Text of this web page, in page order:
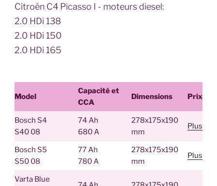
Citroën C4 Picasso I - moteurs diesel:
2.0 HDi 138
2.0 HDi 150
2.0 HDi 165
Model
Capacité et
CCA
Dimensions Prix
Bosch S4
S40 08
74 Ah
680 A
278x175x190
mm
Plus
Bosch S5
S50 08
77 Ah
780 A
278x175x190
mm
Plus
Varta Blue